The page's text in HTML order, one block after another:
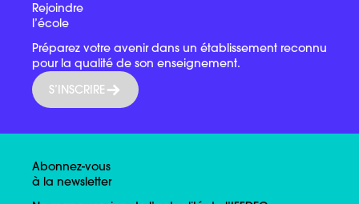
Rejoindre
l’école
Préparez votre avenir dans un établissement reconnu
pour la qualité de son enseignement.
S’INSCRIRE
Abonnez-vous
à la newsletter